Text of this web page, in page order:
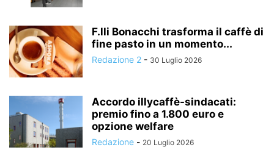
F.lli Bonacchi trasforma il caffè di
fine pasto in un momento...
Redazione 2 - 30 Luglio 2026
Accordo illycaffè-sindacati:
premio fino a 1.800 euro e
opzione welfare
Redazione - 20 Luglio 2026